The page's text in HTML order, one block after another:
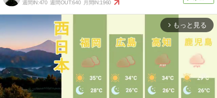
週間IN:470 週間OUT:640 月間IN:1960
arrow_forward_ios もっと見る